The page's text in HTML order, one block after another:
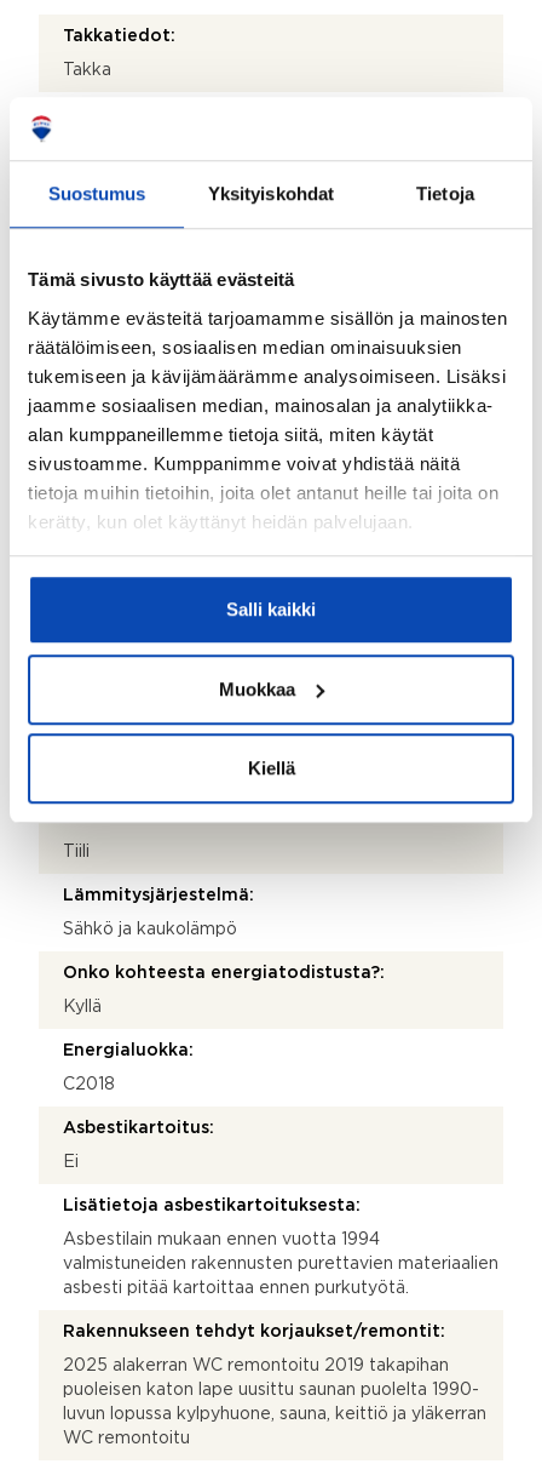
Suostumus Yksityiskohdat Tietoja
Tämä sivusto käyttää evästeitä
Käytämme evästeitä tarjoamamme sisällön ja mainosten
räätälöimiseen, sosiaalisen median ominaisuuksien
tukemiseen ja kävijämäärämme analysoimiseen. Lisäksi
jaamme sosiaalisen median, mainosalan ja analytiikka-
alan kumppaneillemme tietoja siitä, miten käytät
sivustoamme. Kumppanimme voivat yhdistää näitä
tietoja muihin tietoihin, joita olet antanut heille tai joita on
kerätty, kun olet käyttänyt heidän palvelujaan.
Salli kaikki
Muokkaa
Kiellä
Takkatiedot:
Takka
Kohteessa on satelliittiantenni:
Ei
Kohteen yleiskunto:
Hyvä
Kiinteistö
Kiinteistötunnus:
Rakennus- ja pintamateriaalit:
Kattotyyppi:
Tiili
Lämmitysjärjestelmä:
Sähkö ja kaukolämpö
Onko kohteesta energiatodistusta?:
Kyllä
Energialuokka:
C2018
Asbestikartoitus:
Ei
Lisätietoja asbestikartoituksesta:
Asbestilain mukaan ennen vuotta 1994
valmistuneiden rakennusten purettavien materiaalien
asbesti pitää kartoittaa ennen purkutyötä.
Rakennukseen tehdyt korjaukset/remontit:
2025 alakerran WC remontoitu 2019 takapihan
puoleisen katon lape uusittu saunan puolelta 1990-
luvun lopussa kylpyhuone, sauna, keittiö ja yläkerran
WC remontoitu